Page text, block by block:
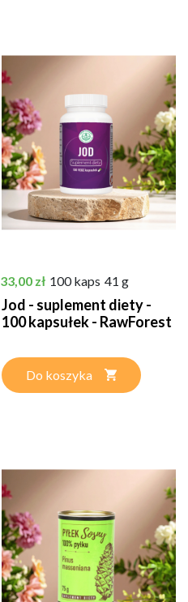
Cena
33,00 zł 100 kaps 41 g
Jod - suplement diety -
100 kapsułek - RawForest
Do koszyka